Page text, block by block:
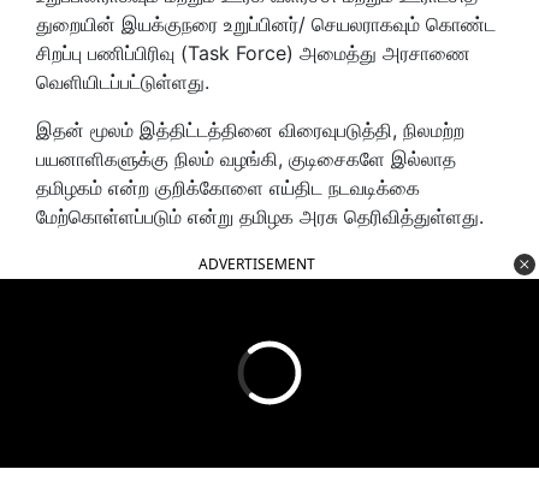
துறையின் இயக்குநரை உறுப்பினர்/ செயலராகவும் கொண்ட
சிறப்பு பணிப்பிரிவு (Task Force) அமைத்து அரசாணை
வெளியிடப்பட்டுள்ளது.
இதன் மூலம் இத்திட்டத்தினை விரைவுபடுத்தி, நிலமற்ற
பயனாளிகளுக்கு நிலம் வழங்கி, குடிசைகளே இல்லாத
தமிழகம் என்ற குறிக்கோளை எய்திட நடவடிக்கை
மேற்கொள்ளப்படும் என்று தமிழக அரசு தெரிவித்துள்ளது.
ADVERTISEMENT